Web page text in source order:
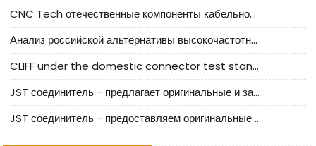
CNC Tech отечественные компоненты кабельной арматуры оценка и руководство по производственному внедрению
Анализ российской альтернативы высокочастотных кабельных колодцев I-PEX
CLIFF under the domestic connector test standard update
JST соединитель - предлагает оригинальные и заменяющие JST NSHR-02V-S соединители
JST соединитель - предоставляем оригинальные JST GHR-09V-S соединители и их аналоги